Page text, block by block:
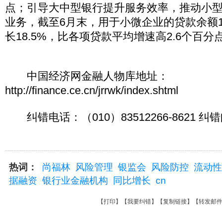
点；引导大中型银行提升服务效率，推动小
业务，截至6月末，用于小微企业的贷款余
长18.5%，比各项贷款平均增速高2.6个百分
中国经济网金融人物库地址：
http://finance.ce.cn/jrrwk/index.shtml
纠错电话：（010）83512266-8621 纠错
热词： 尚福林 风险管理 银监会 风险防控 流动性
据融资 银行业金融机构 同比增长 cn
【打印 】【我要纠错】【复制链接】【转发邮件